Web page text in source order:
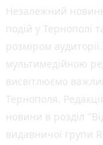
Незалежний
подій у Тернополі
розміром
мультимедійною
висвітлюємо
Тернополя.
новини в розділ
видавничої групи